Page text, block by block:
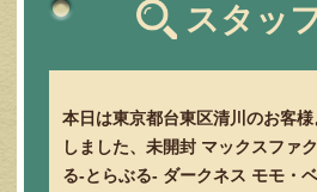
スタッ
本日は東京都台東区清川のお客
しました、未開封 マックスファ
る-とらぶる- ダークネス モモ・